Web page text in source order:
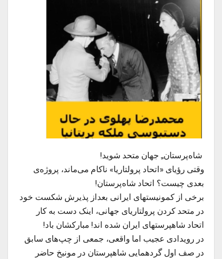
شاه‌پرستان‌ـِ جهان متحد شوید!
وقتی رؤیای «اتحاد پرولتاریا» ناکام می‌ماند، پروژه‌ی
بعدی چیست؟ اتحاد شاه‌پرستان!
برخی از کمونیستهای ایرانی بعداز پذیرش شکست خود
در متحد کردن پرولتاریای جهانی، اینک دست به کار
اتحاد شاهپرستهای ایران شده اند! مبارکشان باد!
در رویدادی عجیب اما واقعی، جمعی از چپ‌های سابق
در صف اول گردهمایی شاهپرستان در مونیخ حاضر